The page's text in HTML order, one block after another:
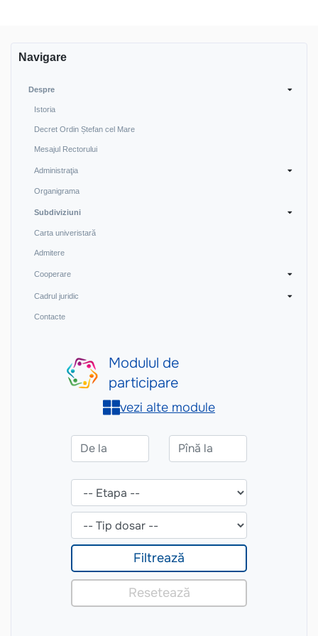
Navigare
Despre
Istoria
Decret Ordin Ștefan cel Mare
Mesajul Rectorului
Administraţia
Organigrama
Subdiviziuni
Carta univeristară
Admitere
Cooperare
Cadrul juridic
Contacte